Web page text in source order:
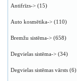
Antifrīzs-> (15)
Auto kosmētika-> (110)
Bremžu sistēma-> (658)
Degvielas sistēma-> (34)
Degvielas sistēmas vārsts (6)